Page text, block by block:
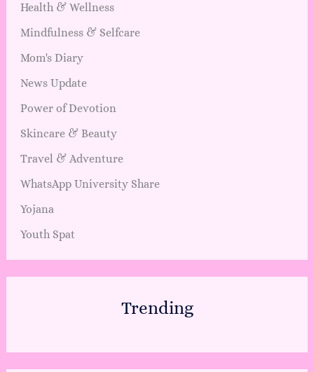
Health & Wellness
Mindfulness & Selfcare
Mom's Diary
News Update
Power of Devotion
Skincare & Beauty
Travel & Adventure
WhatsApp University Share
Yojana
Youth Spat
Trending